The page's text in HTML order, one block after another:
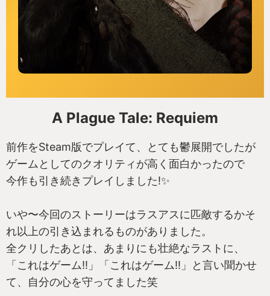
A Plague Tale: Requiem
前作をSteam版でプレイて、とても鬱展開でしたが
ゲームとしてのクオリティが高く面白かったので
今作も引き続きプレイしました!✨
いや〜今回のストーリーはラスアスに匹敵するかそ
れ以上の引き込まれるものがありました。
全クリしたあとは、あまりにも壮絶なラストに、
「これはゲーム‼」「これはゲーム‼」と言い聞かせ
て、自分の心を守ってました笑